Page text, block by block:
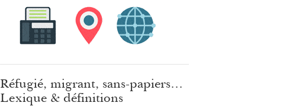
Réfugié, migrant, sans-papiers…
Lexique & définitions